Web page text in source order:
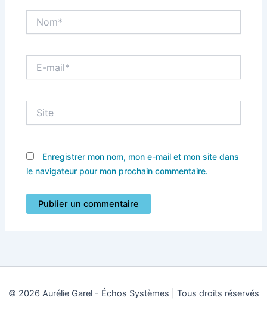
mail*
Enregistrer mon nom, mon e-mail et mon site dans
le navigateur pour mon prochain commentaire.
© 2026 Aurélie Garel - Échos Systèmes | Tous droits réservés